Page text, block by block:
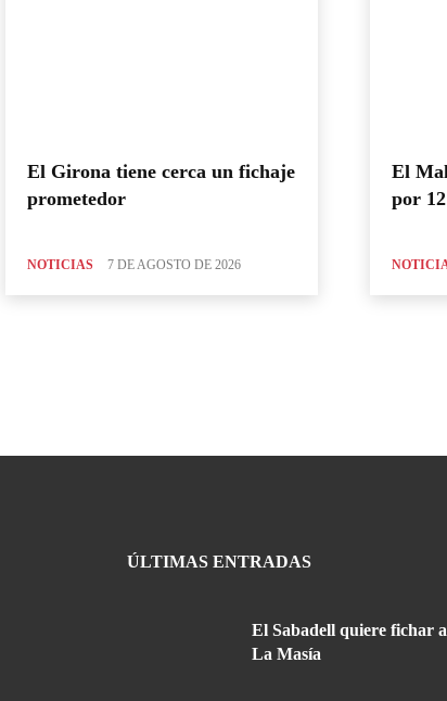
El Girona tiene cerca un fichaje
prometedor
NOTICIAS 7 DE AGOSTO DE 2026
El
por
ÚLTIMAS ENTRADAS
El Sabadell quiere fichar
La Masía